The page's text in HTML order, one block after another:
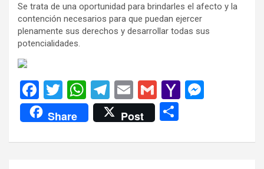
Se trata de una oportunidad para brindarles el afecto y la
contención necesarios para que puedan ejercer
plenamente sus derechos y desarrollar todas sus
potencialidades.
F
a
ce
b
T
wi
tt
er
W
h
at
s
T
el
e
gr
E
m
ail
G
m
ail
Y
o
n
Share Post
m